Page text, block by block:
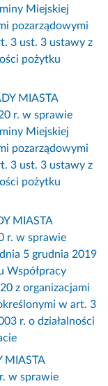
Miejskiej
pozarządowymi
3 ust. 3 ustawy z
pożytku
MIASTA
r. w sprawie
Miejskiej
pozarządowymi
3 ust. 3 ustawy z
pożytku
MIASTA
r. w sprawie
5 grudnia 2019
Współpracy
z organizacjami
w art. 3
r. o działalności
MIASTA
w sprawie